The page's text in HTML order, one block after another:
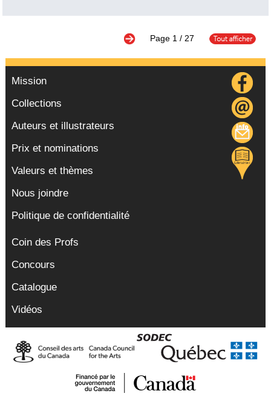
Page 1 / 27
Mission
Collections
Auteurs et illustrateurs
Prix et nominations
Valeurs et thèmes
Nous joindre
Politique de confidentialité
Coin des Profs
Concours
Catalogue
Vidéos